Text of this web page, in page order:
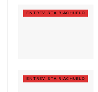
ENTREVISTA RIACHUELO
ENTREVISTA RIACHUELO